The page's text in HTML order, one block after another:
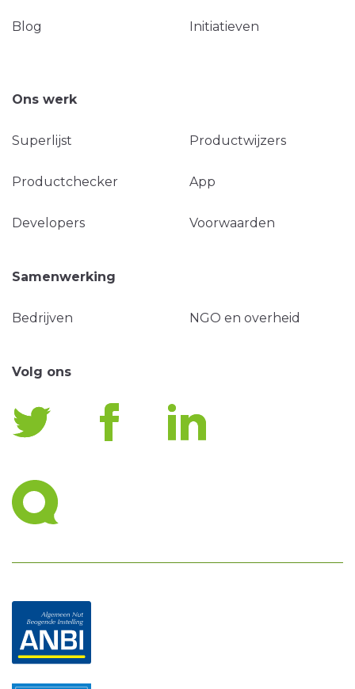
Blog Initiatieven
Ons werk
Superlijst Productwijzers
Productchecker App
Developers Voorwaarden
Samenwerking
Bedrijven NGO en overheid
Volg ons